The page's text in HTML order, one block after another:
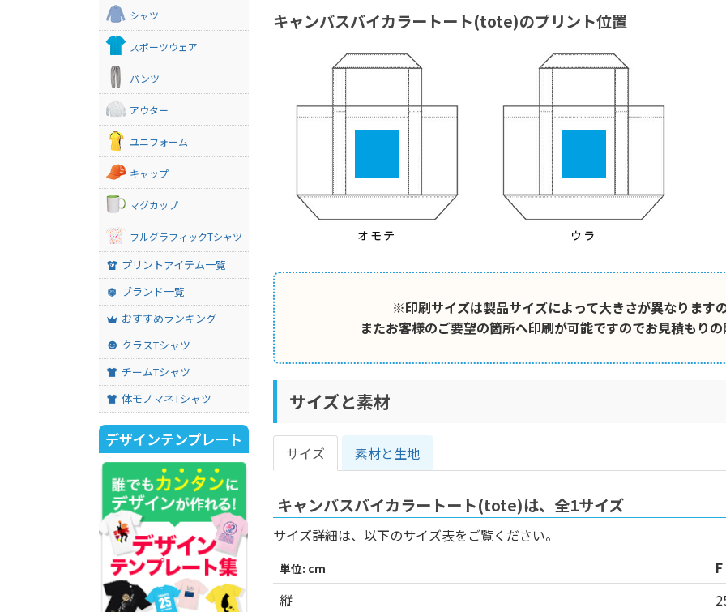
キャンバスバイカラートート(tote)のプリント位置
※印刷サイズは製品サイズによって大きさが異なります
またお客様のご要望の箇所へ印刷が可能ですのでお見積もり
サイズと素材
サイズ 素材と生地
キャンバスバイカラートート(tote)は、全1サイズ
サイズ詳細は、以下のサイズ表をご覧ください。
単位: cm
F
縦
シャツ
スポーツウェア
パンツ
アウター
ユニフォーム
キャップ
マグカップ
フルグラフィックTシャツ
プリントアイテム一覧
ブランド一覧
おすすめランキング
クラスTシャツ
チームTシャツ
体モノマネTシャツ
デザインテンプレート